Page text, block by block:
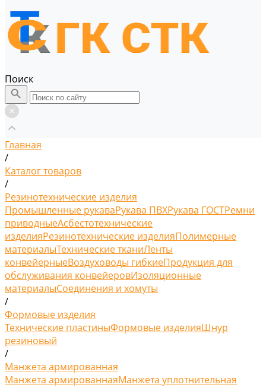
Поиск
Главная
/
Каталог товаров
/
Резинотехнические изделия
Промышленные рукаваРукава ПВХРукава ГОСТРемни
приводныеАсбестотехнические
изделияРезинотехнические изделияПолимерные
материалыТехнические тканиЛенты
конвейерныеВоздуховоды гибкиеПродукция для
обслуживания конвейеровИзоляционные
материалыСоединения и хомуты
/
Формовые изделия
Технические пластиныФормовые изделияШнур
резиновый
/
Манжета армированная
Манжета армированнаяМанжета уплотнительная